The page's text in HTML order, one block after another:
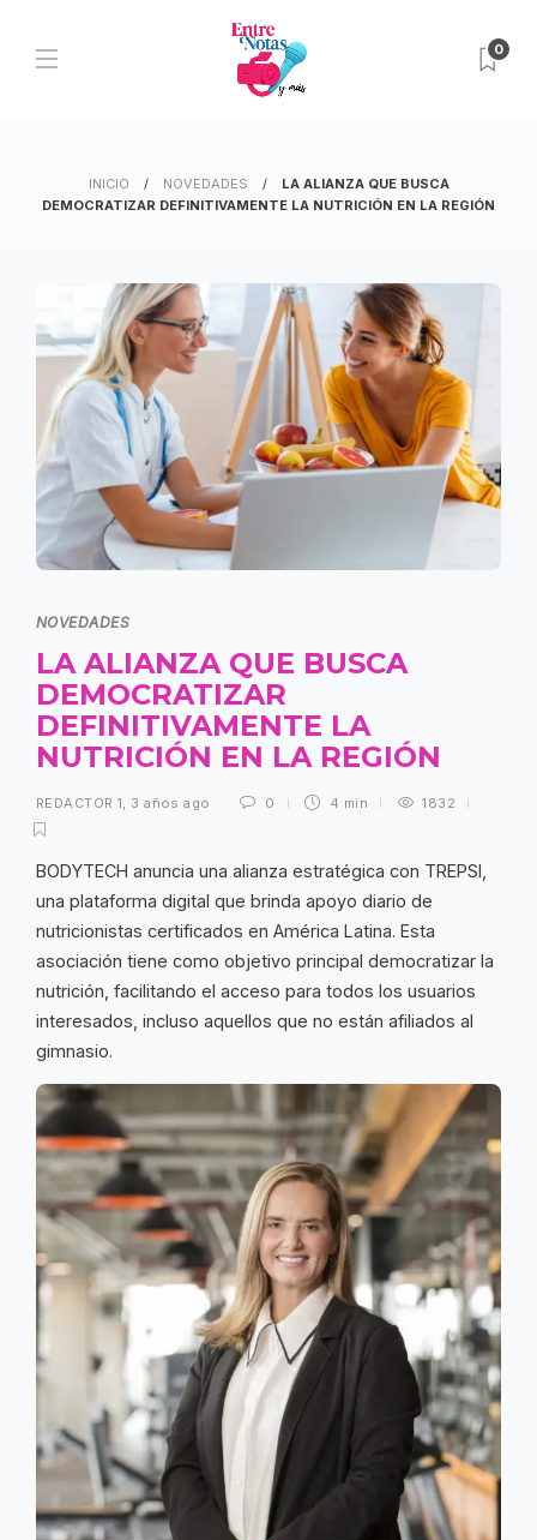
0
INICIO NOVEDADES
LA ALIANZA QUE BUSCA
DEMOCRATIZAR DEFINITIVAMENTE LA NUTRICIÓN EN LA REGIÓN
NOVEDADES
LA ALIANZA QUE BUSCA
DEMOCRATIZAR
DEFINITIVAMENTE LA
NUTRICIÓN EN LA REGIÓN
REDACTOR 1 3 años ago 0 4 min 1832
BODYTECH anuncia una alianza estratégica con TREPSI,
una plataforma digital que brinda apoyo diario de
nutricionistas certificados en América Latina. Esta
asociación tiene como objetivo principal democratizar la
nutrición, facilitando el acceso para todos los usuarios
interesados, incluso aquellos que no están afiliados al
gimnasio.